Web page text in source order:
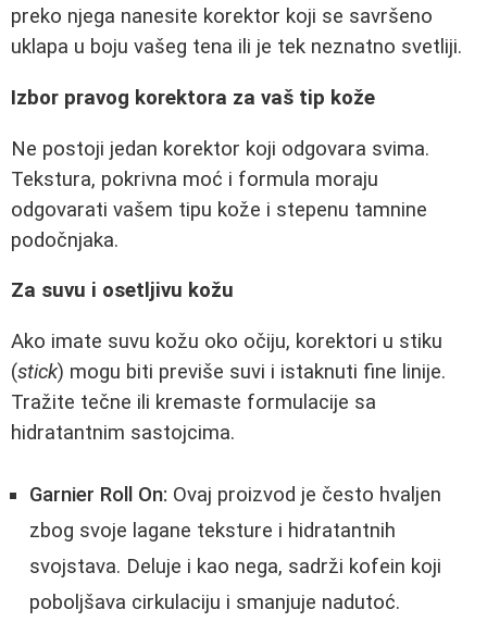
preko njega nanesite korektor koji se savršeno
uklapa u boju vašeg tena ili je tek neznatno svetliji.
Izbor pravog korektora za vaš tip kože
Ne postoji jedan korektor koji odgovara svima.
Tekstura, pokrivna moć i formula moraju
odgovarati vašem tipu kože i stepenu tamnine
podočnjaka.
Za suvu i osetljivu kožu
Ako imate suvu kožu oko očiju, korektori u stiku
(stick) mogu biti previše suvi i istaknuti fine linije.
Tražite tečne ili kremaste formulacije sa
hidratantnim sastojcima.
Garnier Roll On: Ovaj proizvod je često hvaljen
zbog svoje lagane teksture i hidratantnih
svojstava. Deluje i kao nega, sadrži kofein koji
poboljšava cirkulaciju i smanjuje nadutoć.